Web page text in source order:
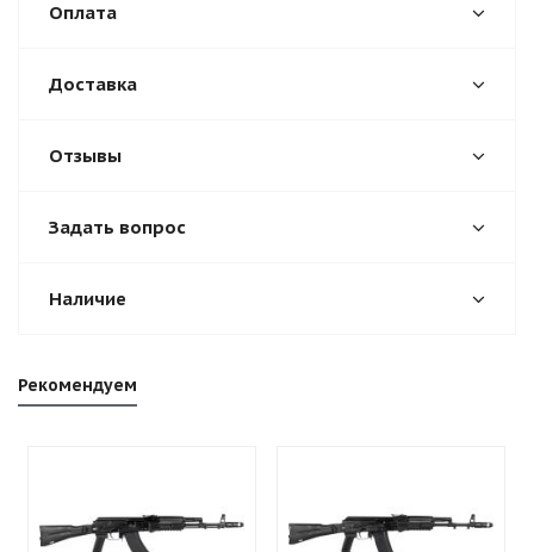
Оплата
Доставка
Отзывы
Задать вопрос
Наличие
Рекомендуем